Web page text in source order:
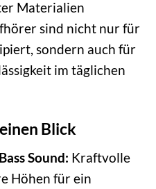
Materialien
sind nicht nur für
sondern auch für
im täglichen
Blick
Sound: Kraftvolle
Höhen für ein